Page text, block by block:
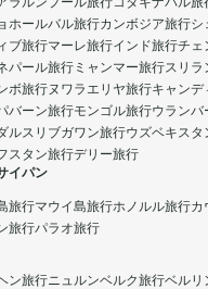
ホールバル旅行カンボジア旅行シ
ブ旅行マーレ旅行インド旅行チェ
パール旅行 ミャンマー旅行スリラ
ボ旅行ヌワラエリヤ旅行キャンデ
バーン旅行モンゴル旅行ウランバ
ルスリブガワン旅行ウズベキスタ
スタン旅行デリー旅行
イパン
旅行マウイ島旅行ホノルル旅行カ
旅行パラオ旅行
ン旅行ニュルンベルク旅行ベルリ